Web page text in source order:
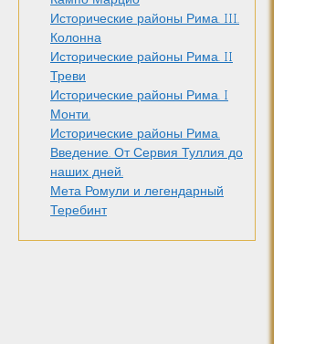
Исторические районы Рима. III.
Колонна
Исторические районы Рима. II
Треви
Исторические районы Рима. I
Монти.
Исторические районы Рима.
Введение. От Сервия Туллия до
наших дней.
Мета Ромули и легендарный
Теребинт